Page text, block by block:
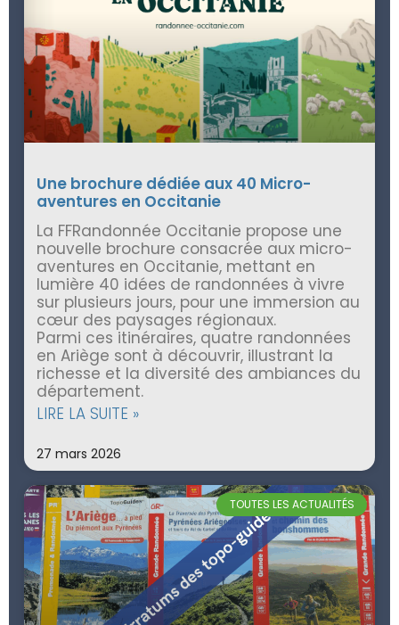
Une brochure dédiée aux 40 Micro-
aventures en Occitanie
La FFRandonnée Occitanie propose une
nouvelle brochure consacrée aux micro-
aventures en Occitanie, mettant en
lumière 40 idées de randonnées à vivre
sur plusieurs jours, pour une immersion au
cœur des paysages régionaux.
Parmi ces itinéraires, quatre randonnées
en Ariège sont à découvrir, illustrant la
richesse et la diversité des ambiances du
département.
LIRE LA SUITE »
27 mars 2026
TOUTES LES ACTUALITÉS